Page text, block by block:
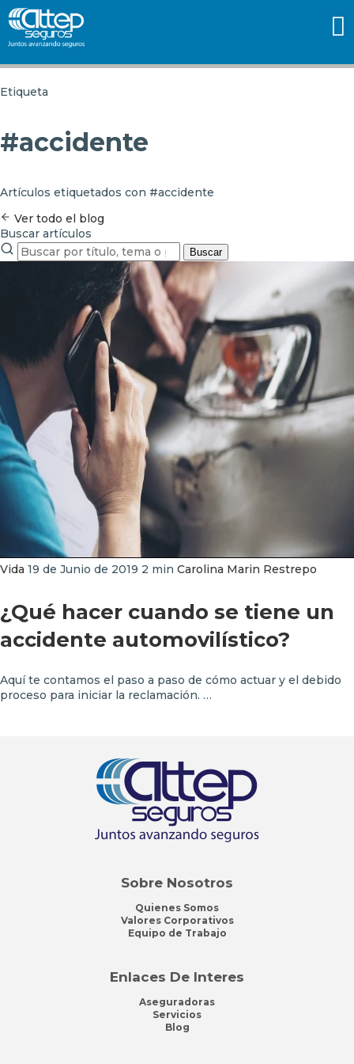
Etiqueta
#accidente
Artículos etiquetados con #accidente
Ver todo el blog
Buscar artículos
Buscar
Vida 19 de Junio de 2019 2 min Carolina Marin Restrepo
¿Qué hacer cuando se tiene un
accidente automovilístico?
Aquí te contamos el paso a paso de cómo actuar y el debido
proceso para iniciar la reclamación. …
Sobre Nosotros
Quienes Somos
Valores Corporativos
Equipo de Trabajo
Enlaces De Interes
Aseguradoras
Servicios
Blog